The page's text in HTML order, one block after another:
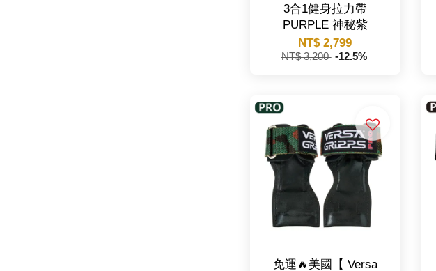
3合1健身拉力帶
PURPLE 神秘紫
NT$ 2,799
NT$ 3,200 -12.5%
免運🔥美國【 Versa